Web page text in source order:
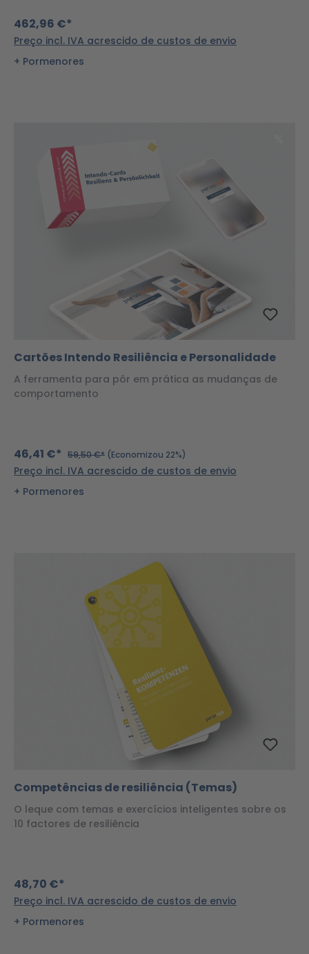
462,96 €*
Preço incl. IVA acrescido de custos de envio
Pormenores
Cartões Intendo Resiliência e Personalidade
A ferramenta para pôr em prática as mudanças de
comportamento
46,41 €* 59,50 €* (Economizou 22%)
Preço incl. IVA acrescido de custos de envio
Pormenores
Competências de resiliência (Temas)
O leque com temas e exercícios inteligentes sobre os
10 factores de resiliência
48,70 €*
Preço incl. IVA acrescido de custos de envio
Pormenores